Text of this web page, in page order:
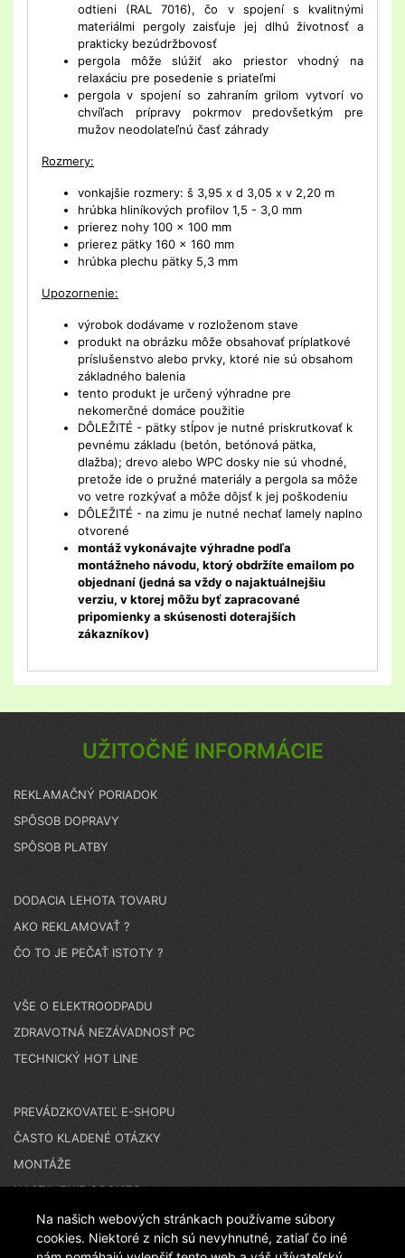
Na našich webových stránkach používame súbory
cookies. Niektoré z nich sú nevyhnutné, zatiaľ čo iné
odtieni (RAL 7016), čo v spojení s kvalitnými
materiálmi pergoly zaisťuje jej dlhú životnosť a
prakticky bezúdržbovosť
pergola môže slúžiť ako priestor vhodný na
relaxáciu pre posedenie s priateľmi
pergola v spojení so zahraním grilom vytvorí vo
chvíľach prípravy pokrmov predovšetkým pre
mužov neodolateľnú časť záhrady
Rozmery:
vonkajšie rozmery: š 3,95 x d 3,05 x v 2,20 m
hrúbka hliníkových profilov 1,5 - 3,0 mm
prierez nohy 100 x 100 mm
prierez pätky 160 x 160 mm
hrúbka plechu pätky 5,3 mm
Upozornenie:
výrobok dodávame v rozloženom stave
produkt na obrázku môže obsahovať príplatkové
príslušenstvo alebo prvky, ktoré nie sú obsahom
základného balenia
tento produkt je určený výhradne pre
nekomerčné domáce použitie
DÔLEŽITÉ - pätky stĺpov je nutné priskrutkovať k
pevnému základu (betón, betónová pätka,
dlažba); drevo alebo WPC dosky nie sú vhodné,
pretože ide o pružné materiály a pergola sa môže
vo vetre rozkývať a môže dôjsť k jej poškodeniu
DÔLEŽITÉ - na zimu je nutné nechať lamely naplno
otvorené
montáž vykonávajte výhradne podľa
montážneho návodu, ktorý obdržíte emailom po
objednaní (jedná sa vždy o najaktuálnejšiu
verziu, v ktorej môžu byť zapracované
pripomienky a skúsenosti doterajších
zákazníkov)
UŽITOČNÉ INFORMÁCIE
REKLAMAČNÝ PORIADOK
SPÔSOB DOPRAVY
SPÔSOB PLATBY
DODACIA LEHOTA TOVARU
AKO REKLAMOVAŤ ?
ČO TO JE PEČAŤ ISTOTY ?
VŠE O ELEKTROODPADU
ZDRAVOTNÁ NEZÁVADNOSŤ PC
TECHNICKÝ HOT LINE
PREVÁDZKOVATEĽ E-SHOPU
ČASTO KLADENÉ OTÁZKY
MONTÁŽE
NASTAVENIE COOKIES